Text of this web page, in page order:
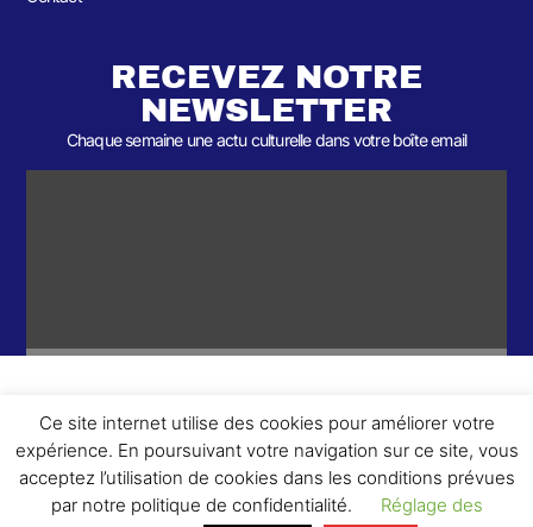
RECEVEZ NOTRE
NEWSLETTER
Chaque semaine une actu culturelle dans votre boîte email
© 2026- Une collaboration 2 ème Round et Yellowpoly. Tous droits
réservés.
Ce site internet utilise des cookies pour améliorer votre
expérience. En poursuivant votre navigation sur ce site, vous
acceptez l’utilisation de cookies dans les conditions prévues
par notre politique de confidentialité.
Réglage des